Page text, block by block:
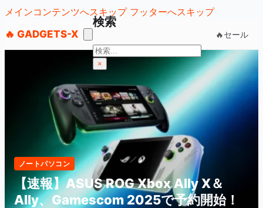
メインコンテンツへスキップ フッターへスキップ
🔥 GADGETS-X
🔥セール
検索
検
索×
ノートパソコン
【速報】ASUS ROG Xbox Ally X＆
Ally、Gamescom 2025で予約開始！